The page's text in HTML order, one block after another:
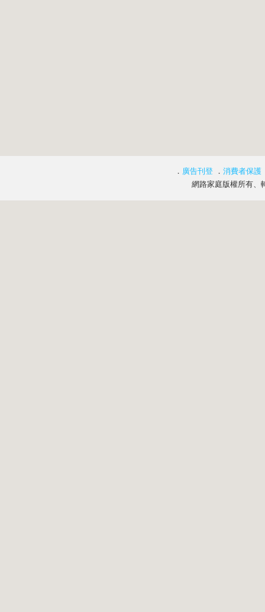
． 廣告刊登 ． 消費者保護
網路家庭版權所有、